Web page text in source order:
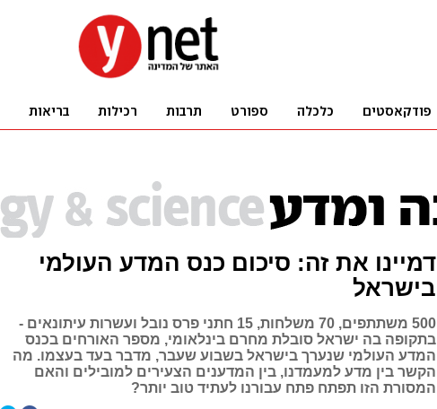
דמיינו את זה: סיכום כנס המדע העולמי
בישראל
500 משתתפים, 70 משלחות, 15 חתני פרס נובל ועשרות עיתונאים -
בתקופה בה ישראל סובלת מחרם בינלאומי, מספר האורחים בכנס
המדע העולמי שנערך בישראל בשבוע שעבר, מדבר בעד בעצמו. מה
הקשר בין מדע למעמדנו, בין המדענים הצעירים למובילים והאם
המסורת הזו תפתח פתח עבורנו לעתיד טוב יותר?